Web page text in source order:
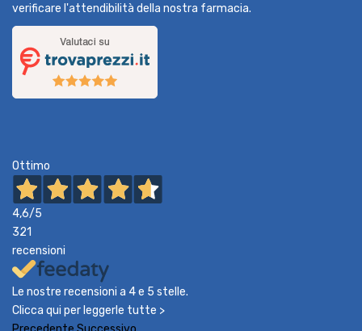
verificare l'attendibilità della nostra farmacia.
Ottimo
4,6/5
321
recensioni
Le nostre recensioni a 4 e 5 stelle.
Clicca qui per leggerle tutte >